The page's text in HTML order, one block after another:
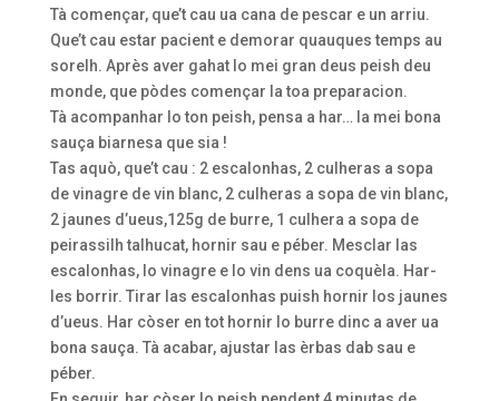
Tà començar, que’t cau ua cana de pescar e un arriu.
Que’t cau estar pacient e demorar quauques temps au
sorelh. Après aver gahat lo mei gran deus peish deu
monde, que pòdes començar la toa preparacion.
Tà acompanhar lo ton peish, pensa a har… la mei bona
sauça biarnesa que sia !
Tas aquò, que’t cau : 2 escalonhas, 2 culheras a sopa
de vinagre de vin blanc, 2 culheras a sopa de vin blanc,
2 jaunes d’ueus,125g de burre, 1 culhera a sopa de
peirassilh talhucat, hornir sau e péber. Mesclar las
escalonhas, lo vinagre e lo vin dens ua coquèla. Har-
les borrir. Tirar las escalonhas puish hornir los jaunes
d’ueus. Har còser en tot hornir lo burre dinc a aver ua
bona sauça. Tà acabar, ajustar las èrbas dab sau e
péber.